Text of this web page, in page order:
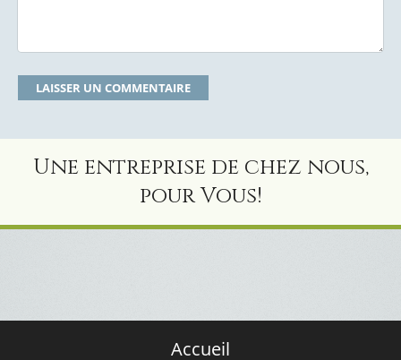
Une entreprise de chez nous,
pour Vous!
Accueil